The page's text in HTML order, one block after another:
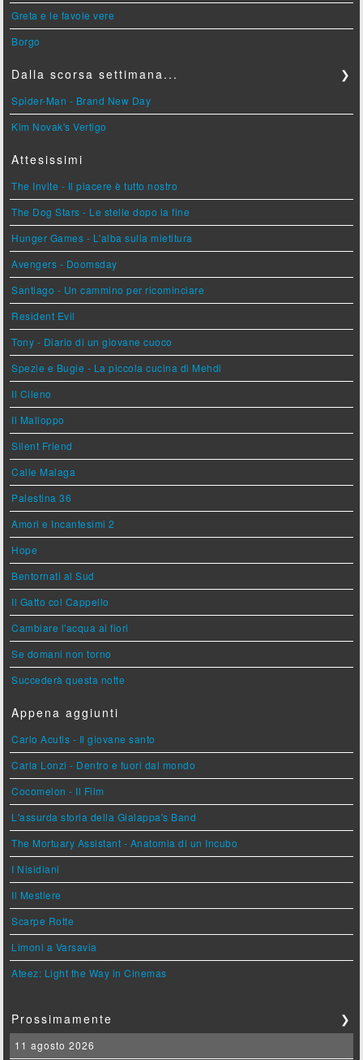
Greta e le favole vere
Borgo
Dalla scorsa settimana... ❯
Spider-Man - Brand New Day
Kim Novak's Vertigo
Attesissimi
The Invite - Il piacere è tutto nostro
The Dog Stars - Le stelle dopo la fine
Hunger Games - L'alba sulla mietitura
Avengers - Doomsday
Santiago - Un cammino per ricominciare
Resident Evil
Tony - Diario di un giovane cuoco
Spezie e Bugie - La piccola cucina di Mehdi
Il Cileno
Il Malloppo
Silent Friend
Calle Malaga
Palestina 36
Amori e Incantesimi 2
Hope
Bentornati al Sud
Il Gatto col Cappello
Cambiare l'acqua ai fiori
Se domani non torno
Succederà questa notte
Appena aggiunti
Carlo Acutis - Il giovane santo
Carla Lonzi - Dentro e fuori dal mondo
Cocomelon - Il Film
L'assurda storia della Gialappa's Band
The Mortuary Assistant - Anatomia di un Incubo
I Nisidiani
Il Mestiere
Scarpe Rotte
Limoni a Varsavia
Ateez: Light the Way in Cinemas
Prossimamente ❯
11 agosto 2026